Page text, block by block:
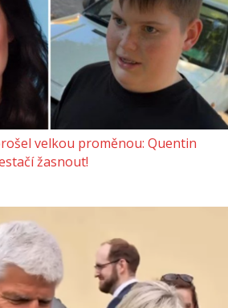
velkou proměnou: Quentin
žasnout!